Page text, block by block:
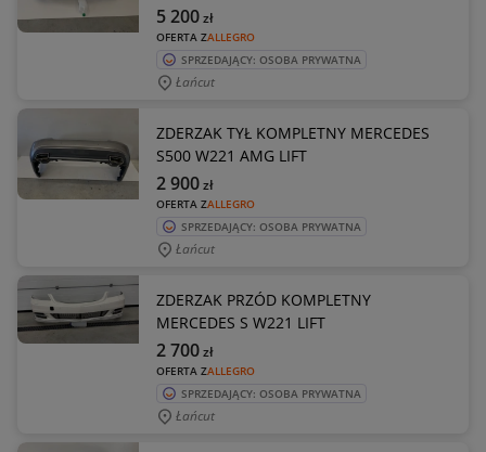
OFERTA ZALLEGRO
5 200zł
SPRZEDAJĄCY: OSOBA PRYWATNA
Łańcut
ZDERZAK TYŁ KOMPLETNY MERCEDES
S500 W221 AMG LIFT
OFERTA ZALLEGRO
2 900zł
SPRZEDAJĄCY: OSOBA PRYWATNA
Łańcut
ZDERZAK PRZÓD KOMPLETNY
MERCEDES S W221 LIFT
OFERTA ZALLEGRO
2 700zł
SPRZEDAJĄCY: OSOBA PRYWATNA
Łańcut